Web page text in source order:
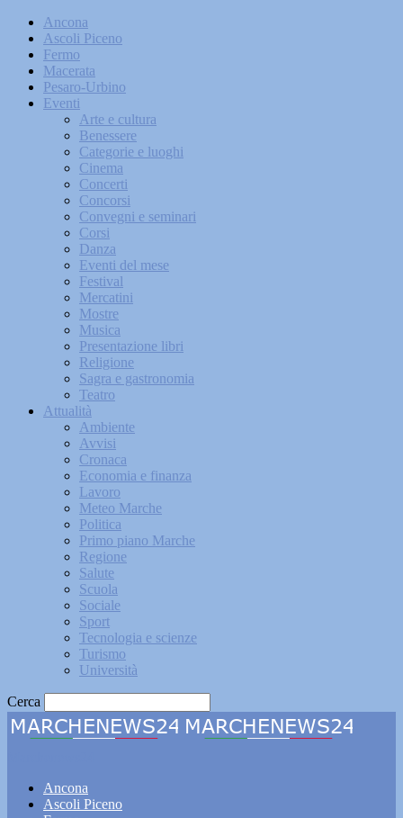
Ancona
Ascoli Piceno
Fermo
Macerata
Pesaro-Urbino
Eventi
Arte e cultura
Benessere
Categorie e luoghi
Cinema
Concerti
Concorsi
Convegni e seminari
Corsi
Danza
Eventi del mese
Festival
Mercatini
Mostre
Musica
Presentazione libri
Religione
Sagra e gastronomia
Teatro
Attualità
Ambiente
Avvisi
Cronaca
Economia e finanza
Lavoro
Meteo Marche
Politica
Primo piano Marche
Regione
Salute
Scuola
Sociale
Sport
Tecnologia e scienze
Turismo
Università
Cerca
Ancona
Ascoli Piceno